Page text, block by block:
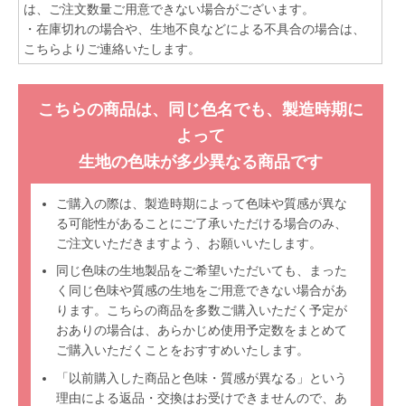
は、ご注文数量ご用意できない場合がございます。
・在庫切れの場合や、生地不良などによる不具合の場合は、
こちらよりご連絡いたします。
こちらの商品は、同じ色名でも、製造時期に
よって
生地の色味が多少異なる商品です
ご購入の際は、製造時期によって色味や質感が異な
る可能性があることにご了承いただける場合のみ、
ご注文いただきますよう、お願いいたします。
同じ色味の生地製品をご希望いただいても、まった
く同じ色味や質感の生地をご用意できない場合があ
ります。こちらの商品を多数ご購入いただく予定が
おありの場合は、あらかじめ使用予定数をまとめて
ご購入いただくことをおすすめいたします。
「以前購入した商品と色味・質感が異なる」という
理由による返品・交換はお受けできませんので、あ